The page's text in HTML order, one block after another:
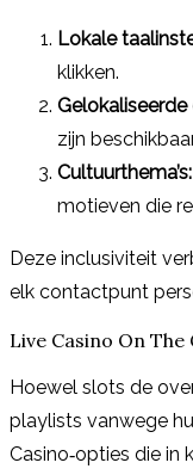
Lokale
klikken.
zijn
Cultuurthema’s:
motieven die
Deze inclusiviteit
elk contactpunt
Live Casino On The
Hoewel slots de
playlists vanwege
Casino‑opties die